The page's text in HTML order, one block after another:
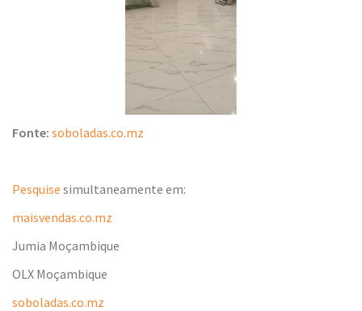
Fonte: soboladas.co.mz
Pesquise simultaneamente em:
maisvendas.co.mz
Jumia Moçambique
OLX Moçambique
soboladas.co.mz